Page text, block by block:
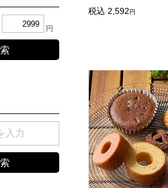
税込 2,592円
森の庭 焼き菓子
金額のどちらか１つまたは両方に、
円
のキーワードを入力してください。